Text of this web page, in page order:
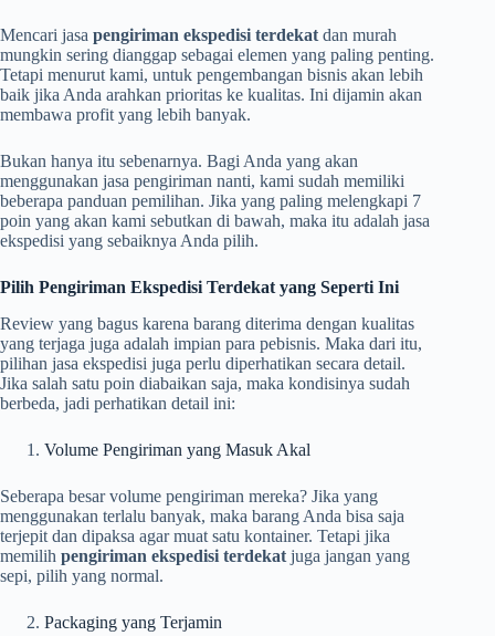
Mencari jasa pengiriman ekspedisi terdekat dan murah
mungkin sering dianggap sebagai elemen yang paling penting.
Tetapi menurut kami, untuk pengembangan bisnis akan lebih
baik jika Anda arahkan prioritas ke kualitas. Ini dijamin akan
membawa profit yang lebih banyak.
Bukan hanya itu sebenarnya. Bagi Anda yang akan
menggunakan jasa pengiriman nanti, kami sudah memiliki
beberapa panduan pemilihan. Jika yang paling melengkapi 7
poin yang akan kami sebutkan di bawah, maka itu adalah jasa
ekspedisi yang sebaiknya Anda pilih.
Pilih Pengiriman Ekspedisi Terdekat yang Seperti Ini
Review yang bagus karena barang diterima dengan kualitas
yang terjaga juga adalah impian para pebisnis. Maka dari itu,
pilihan jasa ekspedisi juga perlu diperhatikan secara detail.
Jika salah satu poin diabaikan saja, maka kondisinya sudah
berbeda, jadi perhatikan detail ini:
Volume Pengiriman yang Masuk Akal
Seberapa besar volume pengiriman mereka? Jika yang
menggunakan terlalu banyak, maka barang Anda bisa saja
terjepit dan dipaksa agar muat satu kontainer. Tetapi jika
memilih pengiriman ekspedisi terdekat juga jangan yang
sepi, pilih yang normal.
Packaging yang Terjamin